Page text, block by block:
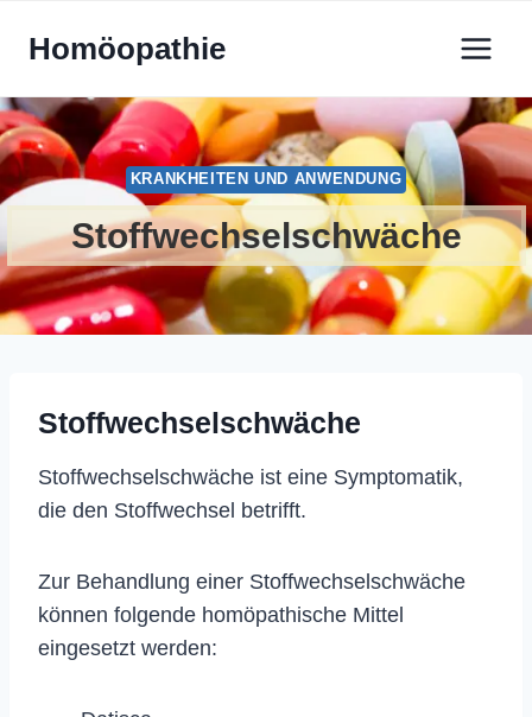
InhaltHomöopathie
KRANKHEITEN UND ANWENDUNG
Stoffwechselschwäche
Stoffwechselschwäche
Stoffwechselschwäche ist eine Symptomatik,
die den Stoffwechsel betrifft.
Zur Behandlung einer Stoffwechselschwäche
können folgende homöpathische Mittel
eingesetzt werden: